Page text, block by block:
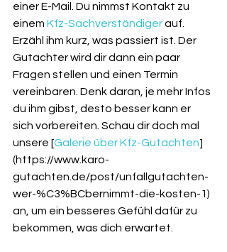
einer E-Mail. Du nimmst Kontakt zu
einem Kfz-Sachverständiger auf.
Erzähl ihm kurz, was passiert ist. Der
Gutachter wird dir dann ein paar
Fragen stellen und einen Termin
vereinbaren. Denk daran, je mehr Infos
du ihm gibst, desto besser kann er
sich vorbereiten. Schau dir doch mal
unsere [Galerie über Kfz-Gutachten]
(https://www.karo-
gutachten.de/post/unfallgutachten-
wer-%C3%BCbernimmt-die-kosten-1)
an, um ein besseres Gefühl dafür zu
bekommen, was dich erwartet.